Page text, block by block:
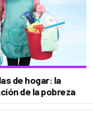
de hogar: la
de la pobreza